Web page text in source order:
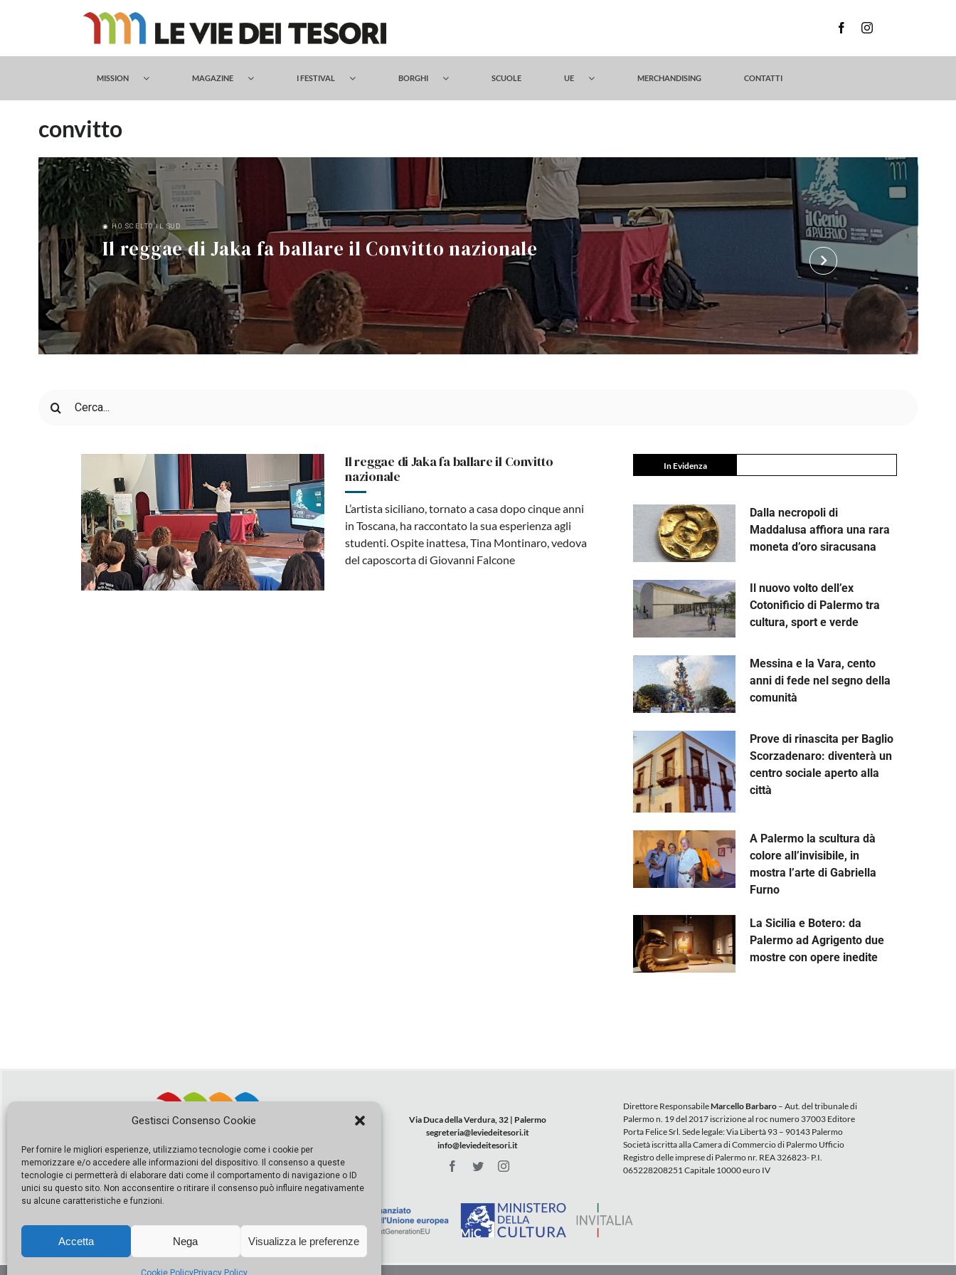
Gestisci Consenso Cookie
Per fornire le migliori esperienze, utilizziamo tecnologie come i cookie per
memorizzare e/o accedere alle informazioni del dispositivo. Il consenso a queste
tecnologie ci permetterà di elaborare dati come il comportamento di navigazione o ID
unici su questo sito. Non acconsentire o ritirare il consenso può influire negativamente
su alcune caratteristiche e funzioni.
Accetta Nega Visualizza le preferenze
Cookie PolicyPrivacy Policy
MISSION MAGAZINE I FESTIVAL BORGHI SCUOLE UE MERCHANDISING CONTATTI
convitto
◉ HO SCELTO IL SUD
Il reggae di Jaka fa ballare il Convitto nazionale keyboard_arrow_right
per:
Il reggae di Jaka fa ballare il Convitto
nazionale
L’artista siciliano, tornato a casa dopo cinque anni
in Toscana, ha raccontato la sua esperienza agli
studenti. Ospite inattesa, Tina Montinaro, vedova
del caposcorta di Giovanni Falcone
In Evidenza
Dalla necropoli di
Maddalusa affiora una rara
moneta d’oro siracusana
Il nuovo volto dell’ex
Cotonificio di Palermo tra
cultura, sport e verde
Messina e la Vara, cento
anni di fede nel segno della
comunità
Prove di rinascita per Baglio
Scorzadenaro: diventerà un
centro sociale aperto alla
città
A Palermo la scultura dà
colore all’invisibile, in
mostra l’arte di Gabriella
Furno
La Sicilia e Botero: da
Palermo ad Agrigento due
mostre con opere inedite
Via Duca della Verdura, 32 | Palermo
segreteria@leviedeitesori.it
info@leviedeitesori.it
Direttore ResponsabileMarcello Barbaro– Aut. del tribunale di
Palermo n. 19 del 2017 iscrizione al roc numero 37003 Editore
Porta Felice Srl. Sede legale: Via Libertà 93 – 90143 Palermo
Società iscritta alla Camera di Commercio di Palermo Ufficio
Registro delle imprese di Palermo nr. REA 326823- P.I.
065228208251 Capitale 10000 euro IV